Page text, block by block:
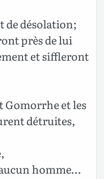
de désolation;
près de lui
et siffleront
Gomorrhe et les
détruites,
homme…